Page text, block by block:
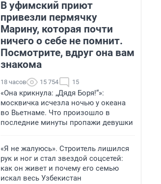
В уфимский приют
привезли пермячку
Марину, которая почти
ничего о себе не помнит.
Посмотрите, вдруг она вам
знакома
18 часов 15 754 15
«Она крикнула: „Дядя Боря!“»:
москвичка исчезла ночью у океана
во Вьетнаме. Что произошло в
последние минуты пропажи девушки
«Я не жалуюсь». Строитель лишился
рук и ног и стал звездой соцсетей:
как он живет и почему его семью
искал весь Узбекистан